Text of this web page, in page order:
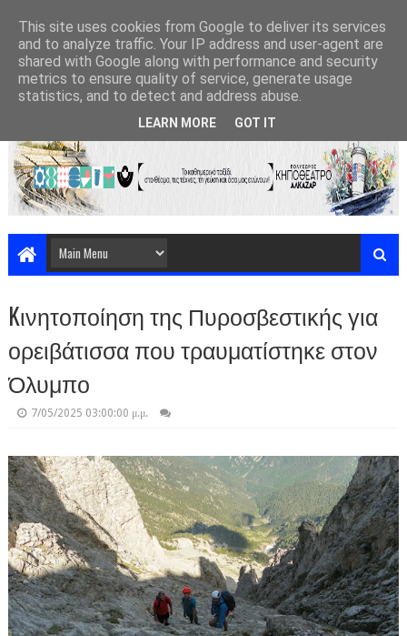
Kινητοποίηση της Πυροσβεστικής για
ορειβάτισσα που τραυματίστηκε στον
Όλυμπο
7/05/2025 03:00:00 μ.μ.
This site uses cookies from Google to deliver its services
and to analyze traffic. Your IP address and user-agent are
shared with Google along with performance and security
metrics to ensure quality of service, generate usage
statistics, and to detect and address abuse.
LEARN MORE GOT IT